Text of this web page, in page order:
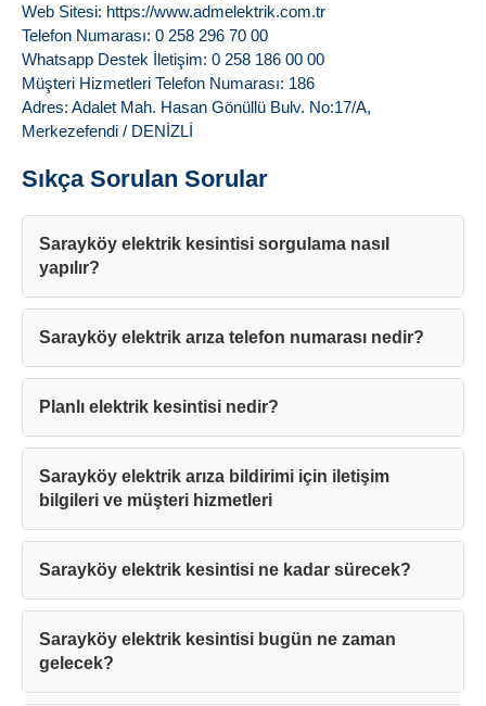
Web Sitesi: https://www.admelektrik.com.tr
Telefon Numarası: 0 258 296 70 00
Whatsapp Destek İletişim: 0 258 186 00 00
Müşteri Hizmetleri Telefon Numarası: 186
Adres: Adalet Mah. Hasan Gönüllü Bulv. No:17/A,
Merkezefendi / DENİZLİ
Sıkça Sorulan Sorular
Sarayköy elektrik kesintisi sorgulama nasıl
yapılır?
Sarayköy elektrik arıza telefon numarası nedir?
Planlı elektrik kesintisi nedir?
Sarayköy elektrik arıza bildirimi için iletişim
bilgileri ve müşteri hizmetleri
Sarayköy elektrik kesintisi ne kadar sürecek?
Sarayköy elektrik kesintisi bugün ne zaman
gelecek?